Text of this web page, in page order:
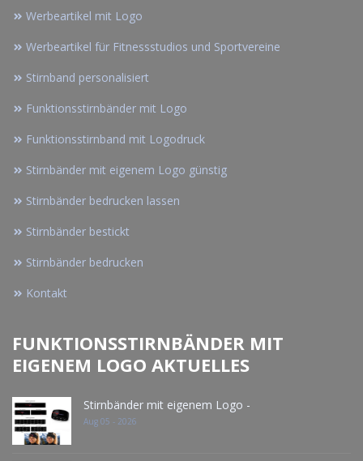
Werbeartikel mit Logo
Werbeartikel für Fitnessstudios und Sportvereine
Stirnband personalisiert
Funktionsstirnbänder mit Logo
Funktionsstirnband mit Logodruck
Stirnbänder mit eigenem Logo günstig
Stirnbänder bedrucken lassen
Stirnbänder bestickt
Stirnbänder bedrucken
Kontakt
FUNKTIONSSTIRNBÄNDER MIT
EIGENEM LOGO AKTUELLES
Stirnbänder mit eigenem Logo -
Aug 05 - 2026